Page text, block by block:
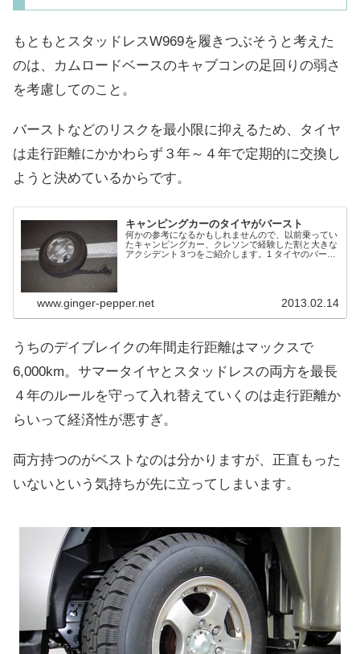
もともとスタッドレスW969を履きつぶそうと考えた
のは、カムロードベースのキャブコンの足回りの弱さ
を考慮してのこと。
バーストなどのリスクを最小限に抑えるため、タイヤ
は走行距離にかかわらず３年～４年で定期的に交換し
ようと決めているからです。
キャンピングカーのタイヤがバースト
何かの参考になるかもしれませんので、以前乗ってい
たキャンピングカー、クレソンで経験した割と大きな
アクシデント３つをご紹介します。1 タイヤのバース
www.ginger-pepper.net 2013.02.14
うちのデイブレイクの年間走行距離はマックスで
6,000km。サマータイヤとスタッドレスの両方を最長
４年のルールを守って入れ替えていくのは走行距離か
らいって経済性が悪すぎ。
両方持つのがベストなのは分かりますが、正直もった
いないという気持ちが先に立ってしまいます。